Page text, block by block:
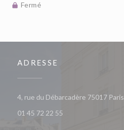
Fermé
ADRESSE
4, rue du Débarcadère 75017 Paris
01 45 72 22 55